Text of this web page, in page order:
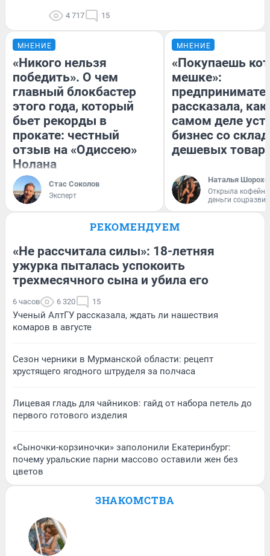
4 717 15
МНЕНИЕ
«Никого нельзя
победить». О чем
главный блокбастер
этого года, который
бьет рекорды в
прокате: честный
отзыв на «Одиссею»
Нолана
Стас Соколов
Эксперт
МНЕНИЕ
«Покупаешь
мешке»:
рассказала, как
самом деле
бизнес со
дешевых
Наталья
Открыла
деньги
РЕКОМЕНДУЕМ
«Не рассчитала силы»: 18-летняя
ужурка пыталась успокоить
трехмесячного сына и убила его
6 часов 6 320 15
Ученый АлтГУ рассказала, ждать ли нашествия
комаров в августе
Сезон черники в Мурманской области: рецепт
хрустящего ягодного штруделя за полчаса
Лицевая гладь для чайников: гайд от набора петель до
первого готового изделия
«Сыночки-корзиночки» заполонили Екатеринбург:
почему уральские парни массово оставили жен без
цветов
ЗНАКОМСТВА